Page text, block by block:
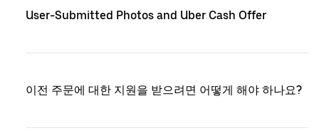
User-Submitted Photos and Uber Cash Offer
이전 주문에 대한 지원을 받으려면 어떻게 해야 하나요?